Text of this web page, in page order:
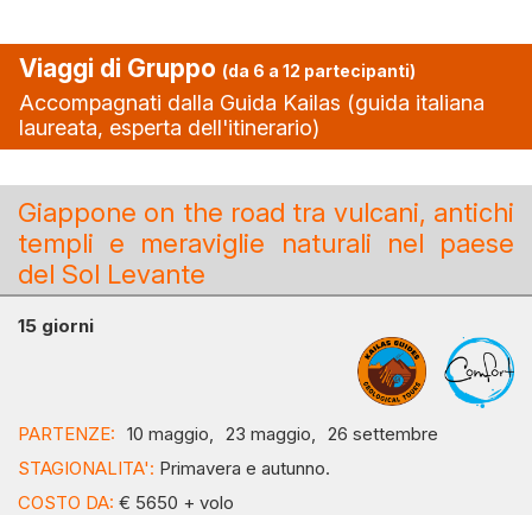
Viaggi di Gruppo (da 6 a 12 partecipanti)
Accompagnati dalla Guida Kailas (guida italiana
laureata, esperta dell'itinerario)
Giappone on the road tra vulcani, antichi
templi e meraviglie naturali nel paese
del Sol Levante
15 giorni
PARTENZE: 10 maggio, 23 maggio, 26 settembre
STAGIONALITA': Primavera e autunno.
COSTO DA: € 5650 + volo